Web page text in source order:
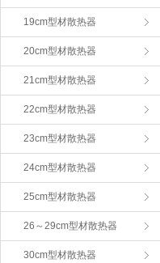
19cm型材散热器
20cm型材散热器
21cm型材散热器
22cm型材散热器
23cm型材散热器
24cm型材散热器
25cm型材散热器
26～29cm型材散热器
30cm型材散热器